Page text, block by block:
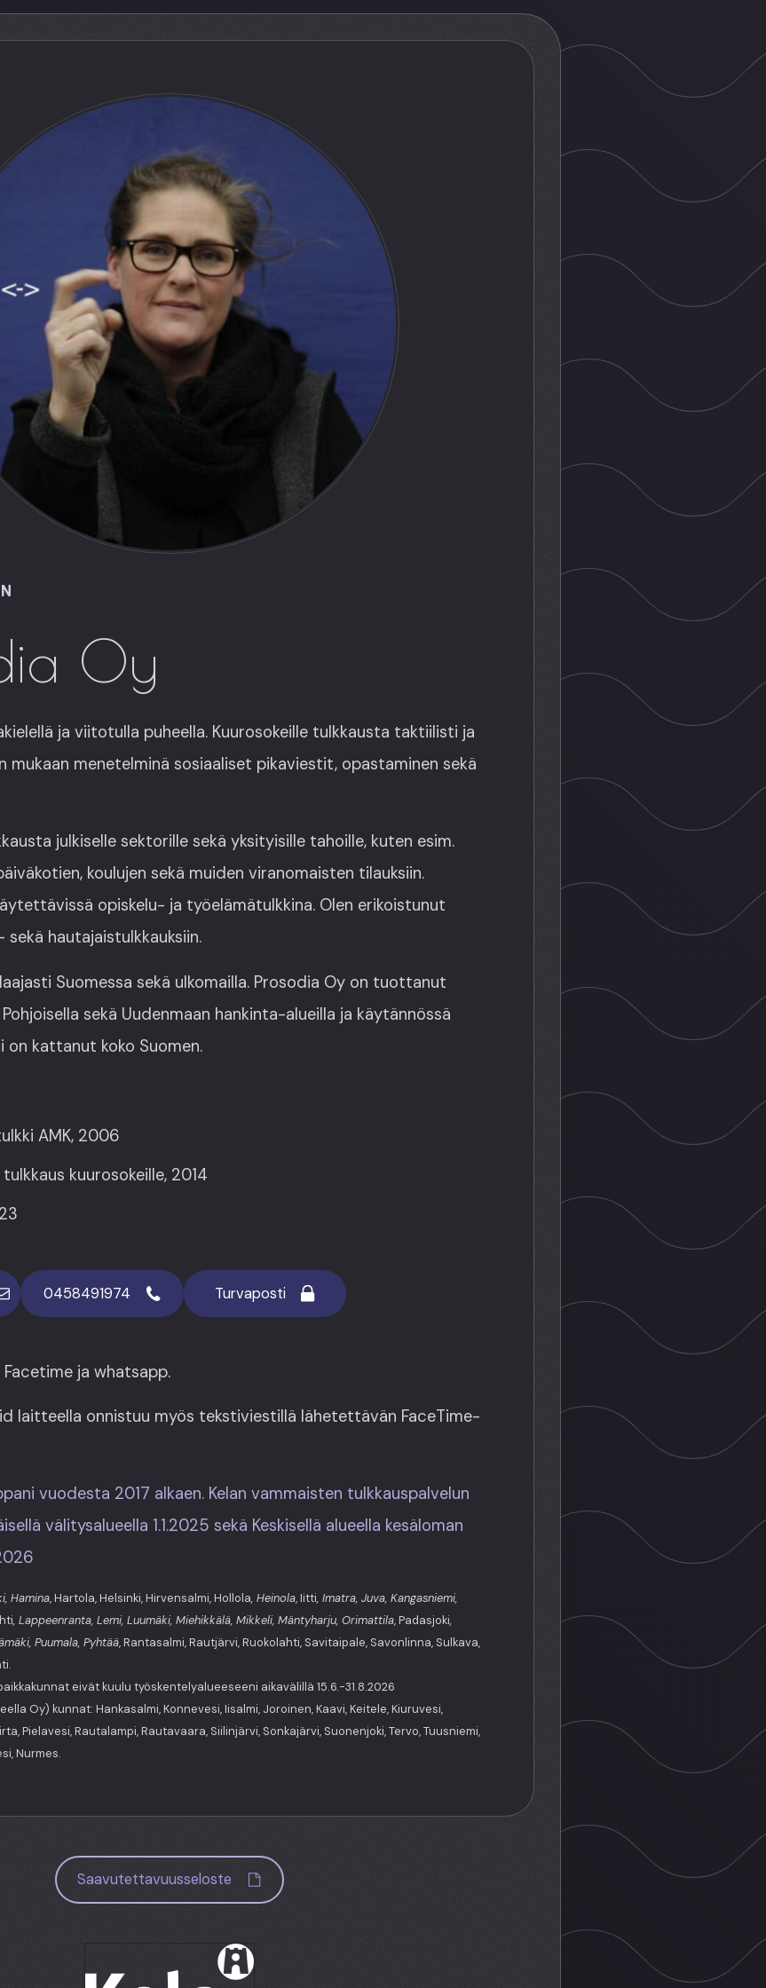
Oy
ja viitotulla puheella. Kuurosokeille tulkkausta taktiilisti ja
mukaan menetelminä sosiaaliset pikaviestit, opastaminen sekä
julkiselle sektorille sekä yksityisille tahoille, kuten esim.
koulujen sekä muiden viranomaisten tilauksiin.
opiskelu- ja työelämätulkkina. Olen erikoistunut
hautajaistulkkauksiin.
Suomessa sekä ulkomailla. Prosodia Oy on tuottanut
sekä Uudenmaan hankinta-alueilla ja käytännössä
on kattanut koko Suomen.
AMK, 2006
kuurosokeille, 2014
0458491974 Turvaposti
ja whatsapp.
laitteella onnistuu myös tekstiviestillä lähetettävän FaceTime-
vuodesta 2017 alkaen. Kelan vammaisten tulkkauspalvelun
välitysalueella 1.1.2025 sekä Keskisellä alueella kesäloman
Hamina, Hartola, Helsinki, Hirvensalmi, Hollola, Heinola, Iitti, Imatra, Juva, Kangasniemi,
, Lappeenranta, Lemi, Luumäki, Miehikkälä, Mikkeli, Mäntyharju, Orimattila, Padasjoki,
Puumala, Pyhtää, Rantasalmi, Rautjärvi, Ruokolahti, Savitaipale, Savonlinna, Sulkava,
eivät kuulu työskentelyalueeseeni aikavälillä 15.6.-31.8.2026
Oy) kunnat: Hankasalmi, Konnevesi, Iisalmi, Joroinen, Kaavi, Keitele, Kiuruvesi,
Pielavesi, Rautalampi, Rautavaara, Siilinjärvi, Sonkajärvi, Suonenjoki, Tervo, Tuusniemi,
Nurmes.
Saavutettavuusseloste